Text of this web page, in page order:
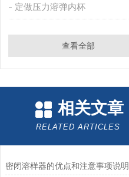
定做压力溶弹内杯
查看全部
相关文章
RELATED ARTICLES
密闭溶样器的优点和注意事项说明